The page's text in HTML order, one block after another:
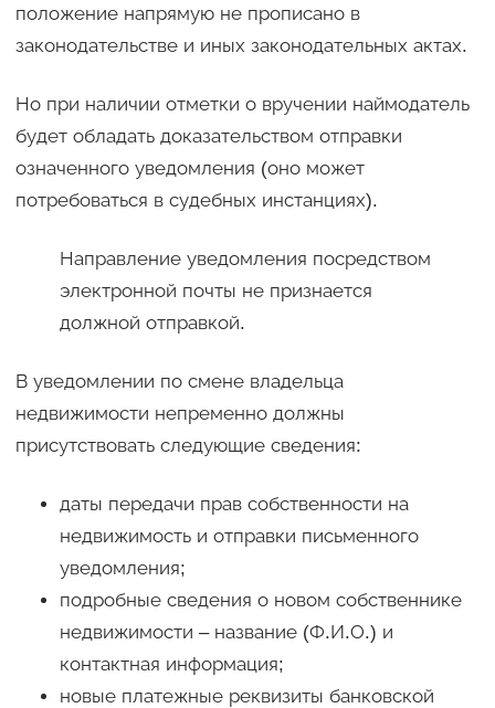
положение напрямую не прописано в
законодательстве и иных законодательных актах.
Но при наличии отметки о вручении наймодатель
будет обладать доказательством отправки
означенного уведомления (оно может
потребоваться в судебных инстанциях).
Направление уведомления посредством
электронной почты не признается
должной отправкой.
В уведомлении по смене владельца
недвижимости непременно должны
присутствовать следующие сведения:
даты передачи прав собственности на
недвижимость и отправки письменного
уведомления;
подробные сведения о новом собственнике
недвижимости – название (Ф.И.О.) и
контактная информация;
новые платежные реквизиты банковской